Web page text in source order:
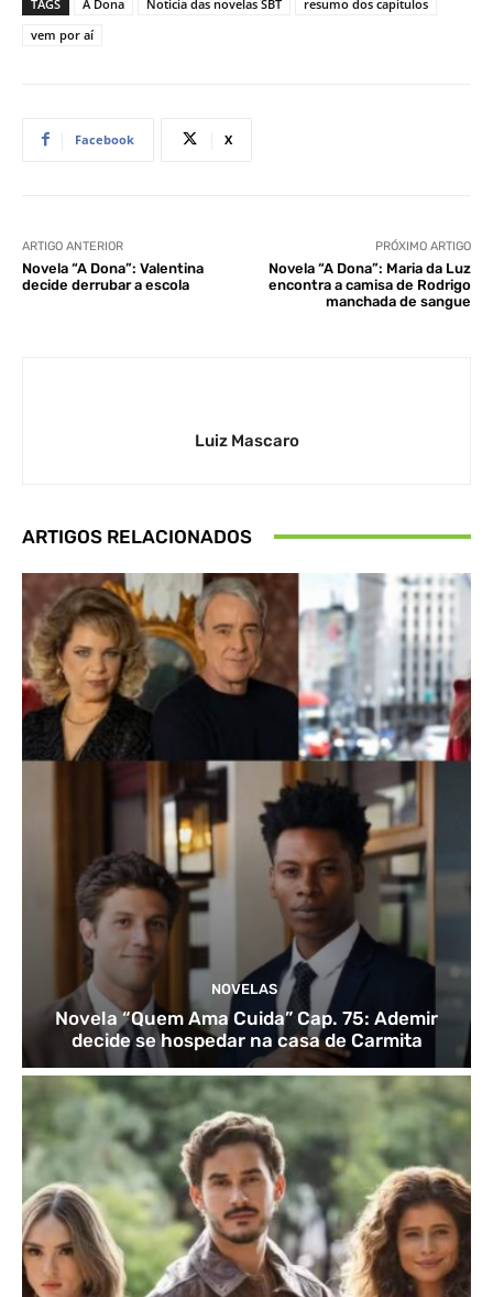
TAGS A Dona Noticia das novelas SBT
resumo dos capítulos
vem por aí
Facebook X
ARTIGO ANTERIOR
Novela “A Dona”: Valentina
decide derrubar a escola
PRÓXIMO ARTIGO
Novela “A Dona”: Maria da Luz
encontra a camisa de Rodrigo
manchada de sangue
Luiz Mascaro
ARTIGOS RELACIONADOS
NOVELAS
Novela “Quem Ama Cuida” Cap. 75: Ademir
decide se hospedar na casa de Carmita